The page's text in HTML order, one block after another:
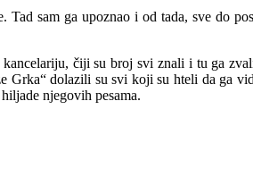
sam ga upoznao i od tada, sve do
čiji su broj svi znali i tu ga
Grka“ dolazili su svi koji su hteli da ga
njegovih pesama.